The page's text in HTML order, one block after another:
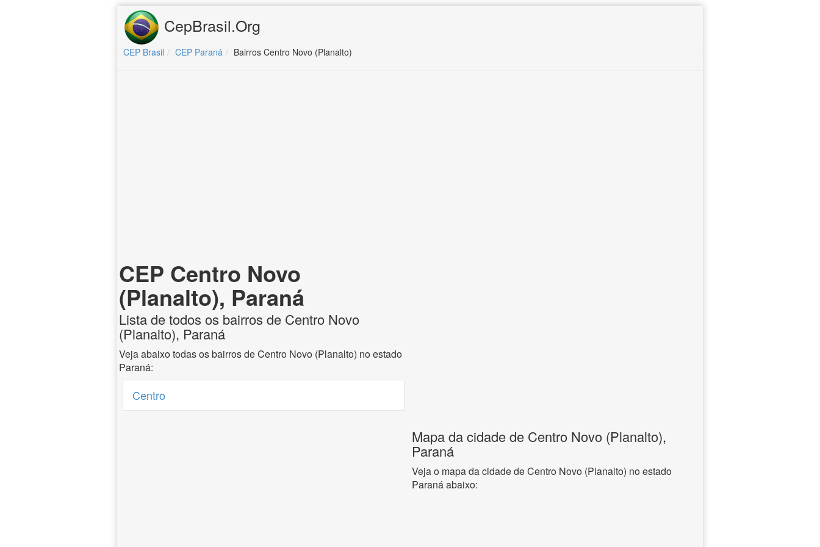
CepBrasil.Org
CEP Brasil CEP Paraná Bairros Centro Novo (Planalto)
CEP Centro Novo
(Planalto), Paraná
Lista de todos os bairros de Centro Novo
(Planalto), Paraná
Veja abaixo todas os bairros de Centro Novo (Planalto) no estado
Paraná:
Centro
Mapa da cidade de Centro Novo (Planalto),
Paraná
Veja o mapa da cidade de Centro Novo (Planalto) no estado
Paraná abaixo: